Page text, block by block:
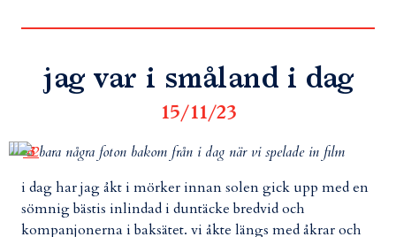
jag var i småland i dag
15/11/23
bara några foton bakom från i dag när vi spelade in film
i dag har jag åkt i mörker innan solen gick upp med en
sömnig bästis inlindad i duntäcke bredvid och
kompanjonerna i baksätet. vi åkte längs med åkrar och